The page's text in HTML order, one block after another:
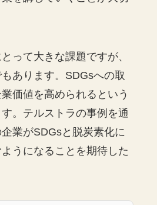
って大きな課題ですが、
あります。SDGsへの取
価値を高められるという
。テルストラの事例を通
業がSDGsと脱炭素化に
うになることを期待した